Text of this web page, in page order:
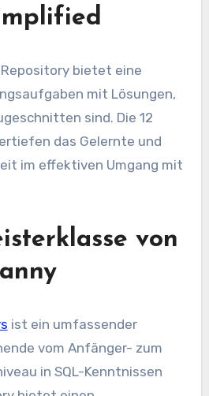
Repository bietet eine
mit Lösungen,
sind. Die 12
das Gelernte und
im effektiven Umgang mit
von
ist ein umfassender
vom Anfänger- zum
in SQL-Kenntnissen